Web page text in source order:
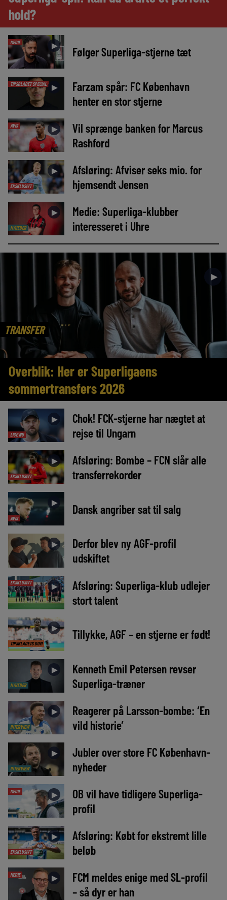
hold?
MEDIE ► Følger Superliga-stjerne tæt
TIPSBLADET SPECIAL ►
Farzam spår: FC København
henter en stor stjerne
AVIS ►
Vil sprænge banken for Marcus
Rashford
EKSKLUSIVT
►
Afsløring: Afviser seks mio. for
hjemsendt Jensen
NYHEDER
►
Medie: Superliga-klubber
interesseret i Uhre
TRANSFER
►
Overblik: Her er Superligaens
sommertransfers 2026
LIGE NU
►
Chok! FCK-stjerne har nægtet at
rejse til Ungarn
EKSKLUSIVT
►
Afsløring: Bombe – FCN slår alle
transferrekorder
AVIS
► Dansk angriber sat til salg
►
Derfor blev ny AGF-profil
udskiftet
EKSKLUSIVT ►
Afsløring: Superliga-klub udlejer
stort talent
TIPSBLADETS DOM
► Tillykke, AGF – en stjerne er født!
NYHEDER
►
Kenneth Emil Petersen revser
Superliga-træner
INTERVIEW
►
Reagerer på Larsson-bombe: ‘En
vild historie’
INTERVIEW
►
Jubler over store FC København-
nyheder
MEDIE ►
OB vil have tidligere Superliga-
profil
EKSKLUSIVT
►
Afsløring: Købt for ekstremt lille
beløb
MEDIE ►
FCM meldes enige med SL-profil
– så dyr er han